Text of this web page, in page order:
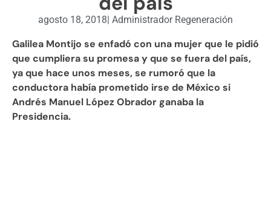
agosto 18, 2018| Administrador Regeneración
Galilea Montijo se enfadó con una mujer que le pidió
que cumpliera su promesa y que se fuera del país,
ya que hace unos meses, se rumoró que la
conductora había prometido irse de México si
Andrés Manuel López Obrador ganaba la
Presidencia.